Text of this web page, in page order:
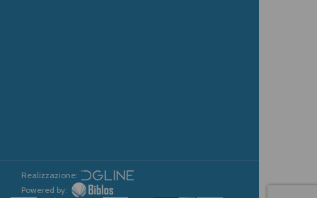
Realizzazione:
Powered by: